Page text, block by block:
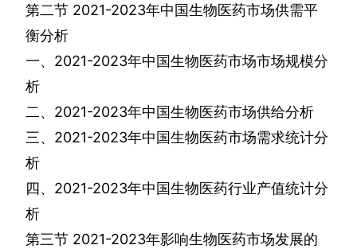
第二节 2021-2023年中国生物医药市场供需平
衡分析
一、 2021-2023年中国生物医药市场市场规模分
析
二、 2021-2023年中国生物医药市场供给分析
三、 2021-2023年中国生物医药市场需求统计分
析
四、 2021-2023年中国生物医药行业产值统计分
析
第三节 2021-2023年影响生物医药市场发展的